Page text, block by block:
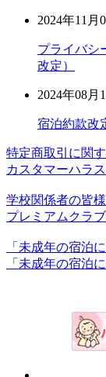
2024年11月
プライバシ
改定）
2024年08月
宿泊約款改
特定商取引に関
カスタマーハラ
学校関係者の皆
プレミアムクラ
「未成年の宿泊
「未成年の宿泊